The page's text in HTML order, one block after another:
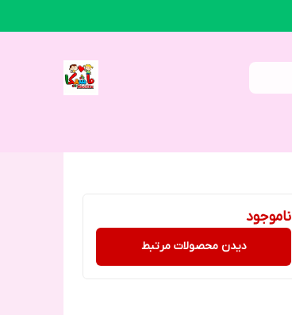
ناموجود
دیدن محصولات مرتبط